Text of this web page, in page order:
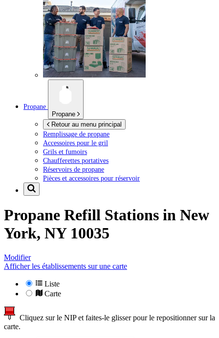
Propane
Propane
Retour au menu principal
Remplissage de propane
Accessoires pour le gril
Grils et fumoirs
Chaufferettes portatives
Réservoirs de propane
Pièces et accessoires pour réservoir
Propane Refill Stations in New
York, NY 10035
Modifier
Afficher les établissements sur une carte
Liste
Carte
Cliquez sur le NIP et faites-le glisser pour le repositionner sur la
carte.